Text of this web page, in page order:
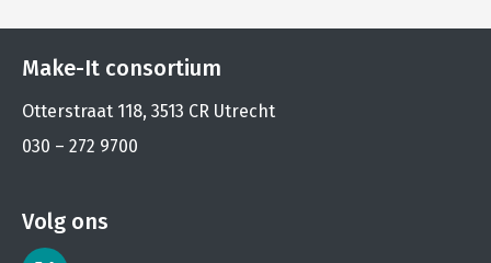
Make-It consortium
Otterstraat 118, 3513 CR Utrecht
030 – 272 9700
Volg ons